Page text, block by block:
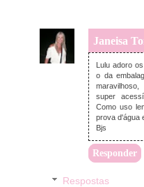
Janeisa
Lulu adoro
o da
super
Como uso
prova d'água
Bjs
Responder
Respostas